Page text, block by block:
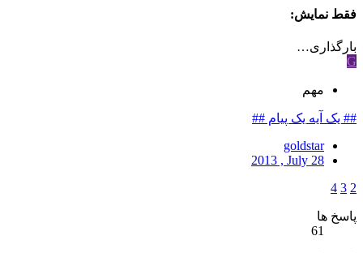
فقط نمایش:
بارگذاری…
G
مهم
## یک آیه یک پیام ##
goldstar
2013 , July 28
2
3
4
پاسخ ها
61